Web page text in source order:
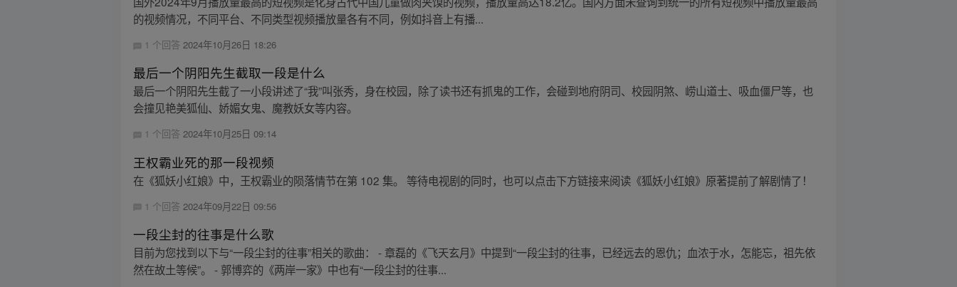
的视频情况，不同平台、不同类型视频播放量各有不同，例如抖音上有播...
1 个回答2024年10月26日 18:26
最后一个阴阳先生截取一段是什么
最后一个阴阳先生截了一小段讲述了“我”叫张秀，身在校园，除了读书还有抓鬼的工作，会碰到地府阴司、校园阴煞、崂山道士、吸血僵尸等，也
会撞见艳美狐仙、娇媚女鬼、魔教妖女等内容。
1 个回答2024年10月25日 09:14
王权霸业死的那一段视频
在《狐妖小红娘》中，王权霸业的陨落情节在第 102 集。 等待电视剧的同时，也可以点击下方链接来阅读《狐妖小红娘》原著提前了解剧情了！
1 个回答 2024年09月22日 09:56
一段尘封的往事是什么歌
目前为您找到以下与“一段尘封的往事”相关的歌曲： - 章磊的《飞天玄月》中提到“一段尘封的往事，已经远去的恩仇；血浓于水，怎能忘，祖先依
然在故土等候”。 - 郭博弈的《两岸一家》中也有“一段尘封的往事...